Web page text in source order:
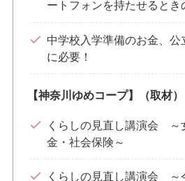
ートフォンを持たせるとき
中学校入学準備のお金、
に必要！
【神奈川ゆめコープ】（取材）
くらしの見直し講演会 ～
金・社会保険～
くらしの見直し講演会 ～